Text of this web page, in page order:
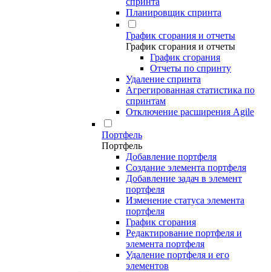
Планировщик спринта
График сгорания и отчеты
График сгорания и отчеты
График сгорания
Отчеты по спринту
Удаление спринта
Агрегированная статистика по
спринтам
Отключение расширения Agile
Портфель
Портфель
Добавление портфеля
Создание элемента портфеля
Добавление задач в элемент
портфеля
Изменение статуса элемента
портфеля
График сгорания
Редактирование портфеля и
элемента портфеля
Удаление портфеля и его
элементов